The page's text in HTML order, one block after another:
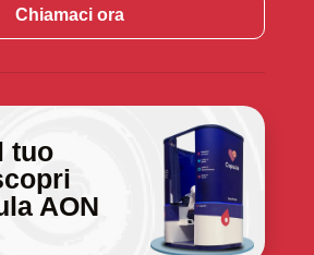
Chiamaci ora
tuo
AON